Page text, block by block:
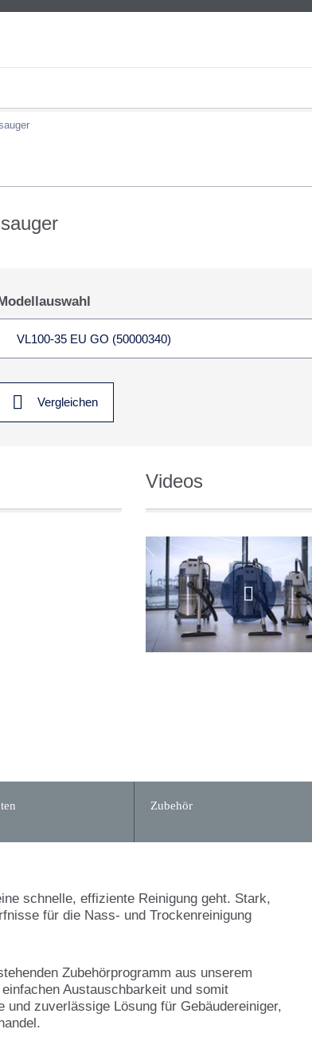
Vergleichen
Videos

Zubehör
schnelle, effiziente Reinigung geht. Stark,
für die Nass- und Trockenreinigung
Zubehörprogramm aus unserem
Austauschbarkeit und somit
zuverlässige Lösung für Gebäudereiniger,